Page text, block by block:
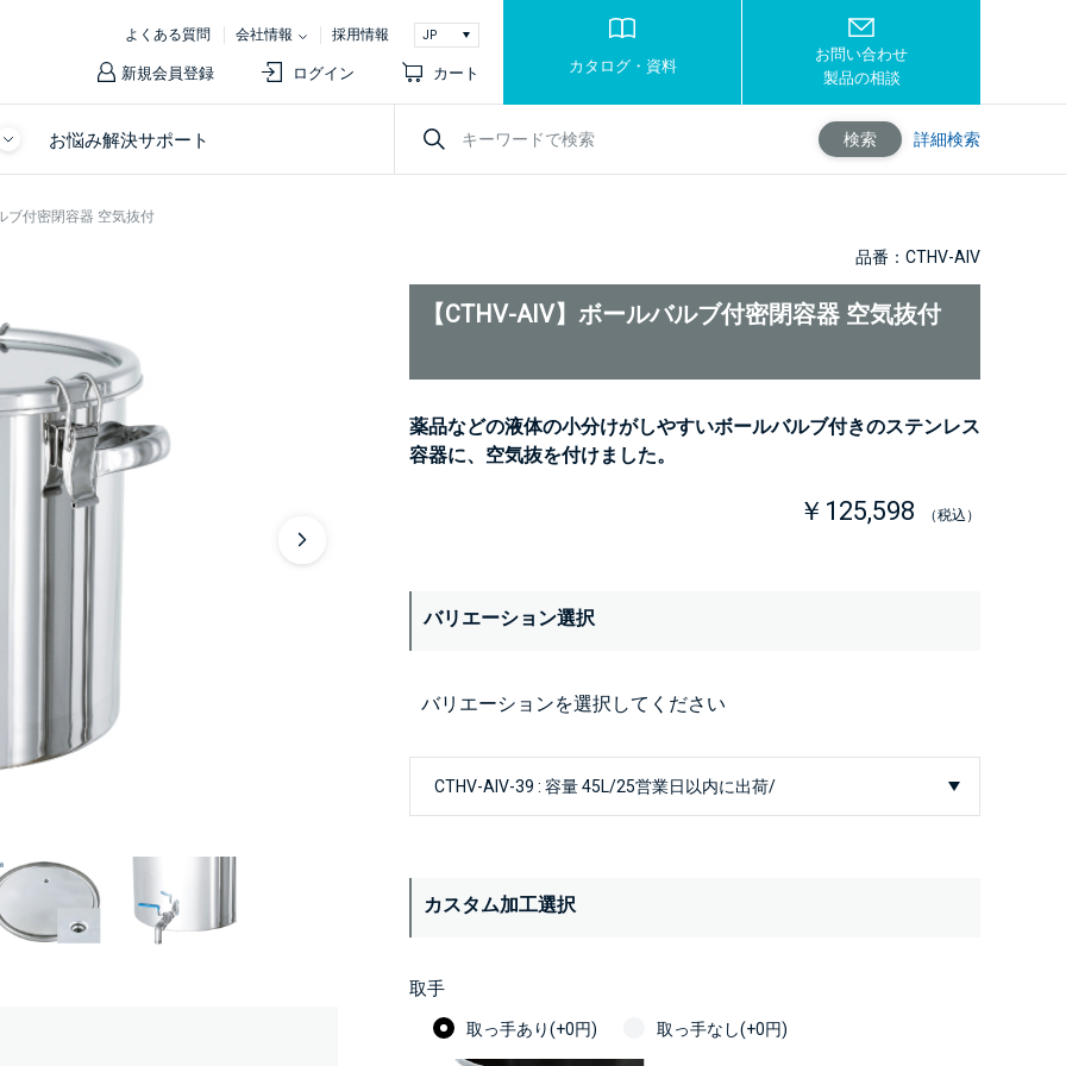
よくある質問 会社情報 採用情報
新規会員登録 ログイン カート カタログ・資料
お問い合わせ
製品の相談
お悩み解決サポート 検索 詳細検索
ブ付密閉容器 空気抜付
品番：CTHV-AIV
【CTHV-AIV】ボールバルブ付密閉容器 空気抜付
薬品などの液体の小分けがしやすいボールバルブ付きのステンレス
容器に、空気抜を付けました。
￥125,598 （税込）
バリエーション選択
バリエーションを選択してください
カスタム加工選択
取手
取っ手あり(+0円) 取っ手なし(+0円)